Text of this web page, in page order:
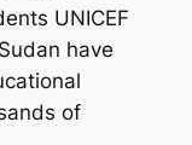
UNICEF
have
of